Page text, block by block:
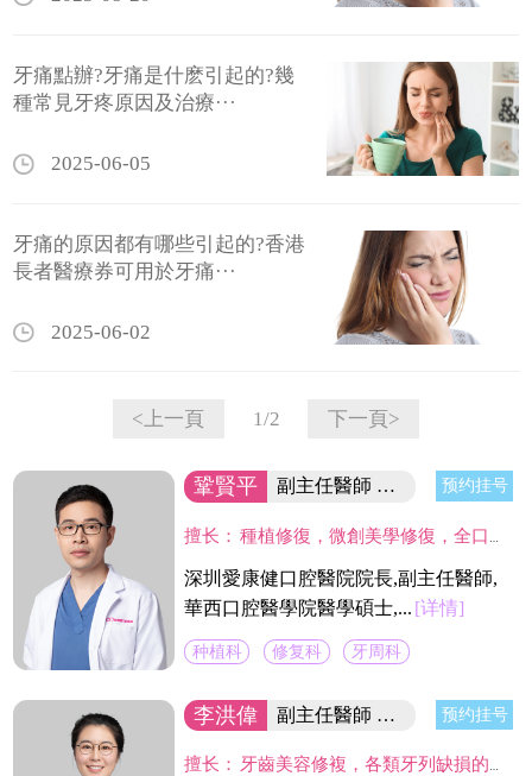
牙痛點辦?牙痛是什麽引起的?幾
種常見牙疼原因及治療···
2025-06-05
牙痛的原因都有哪些引起的?香港
長者醫療券可用於牙痛···
2025-06-02
<上一頁 1/2 下一頁>
鞏賢平 副主任醫師 醫院院長/碩士 预约挂号
擅长： 種植修復，微創美學修復，全口咬合重建等；熟練應用口腔顯微鏡並在顯微放大設備下進行種植手術、牙周美學手術及各類修復操作。熟練處理牙周病及牙體缺失、四環素、氟斑牙的全口美學修復工作，對於顯微治療有深入研究，具有豐富的口腔全科診療經驗。
深圳愛康健口腔醫院院長,副主任醫師,
華西口腔醫學院醫學碩士,... [详情]
种植科 修复科 牙周科
李洪偉 副主任醫師 口腔醫學碩士 预约挂号
擅长： 牙齒美容修複，各類牙列缺損的固定及活動義齒的修複、鑄造支架式可摘局部義齒、 數字化修複、種植上部義齒修複等。在口腔數字化修複、口腔色度學、口腔仿生材料等領域進行過深入研究，成績顯著。